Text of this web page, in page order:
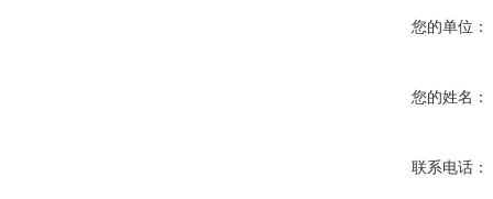
您的单位：
您的姓名：
联系电话：